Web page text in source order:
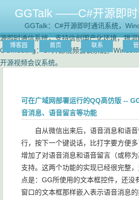
GGTalk ——C#开源即时
GGTalk：C#开源即时通讯系统，
源即时通信系统，支持信创国产化环境，银
GGMeeting：C#开源视频会议系统，
开源视频会议系统。
博客园 首页 联系
可在广域网部署运行的QQ高仿版 --
音消息、语音留言等功能
自从微信出来后，语音消息和语音
行，按下一个键说话，比打字要方便
增加了对语音消息和语音留言（或称
支持。这两个功能的实现已经很完整
点是：GG所使用的文本框控件，还没
窗口的文本框那样嵌入表示语音消息